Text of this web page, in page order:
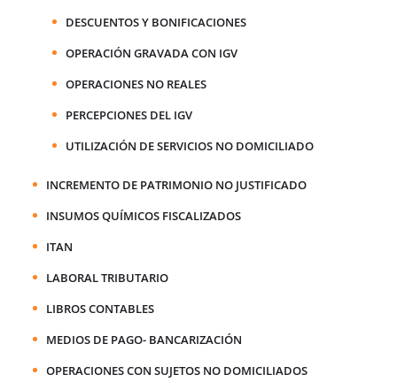
DESCUENTOS Y BONIFICACIONES
OPERACIÓN GRAVADA CON IGV
OPERACIONES NO REALES
PERCEPCIONES DEL IGV
UTILIZACIÓN DE SERVICIOS NO DOMICILIADO
INCREMENTO DE PATRIMONIO NO JUSTIFICADO
INSUMOS QUÍMICOS FISCALIZADOS
ITAN
LABORAL TRIBUTARIO
LIBROS CONTABLES
MEDIOS DE PAGO- BANCARIZACIÓN
OPERACIONES CON SUJETOS NO DOMICILIADOS